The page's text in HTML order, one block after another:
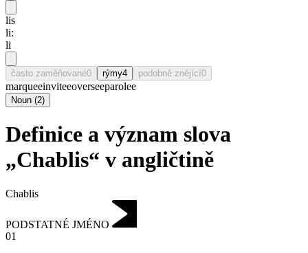
lis
li:
li
často zaměňované0 rýmy4 podobně znějící0
marqueeinviteeoverseeparolee
Noun (2)
Definice a význam slova
„Chablis“ v angličtině
Chablis
PODSTATNÉ JMÉNO
01